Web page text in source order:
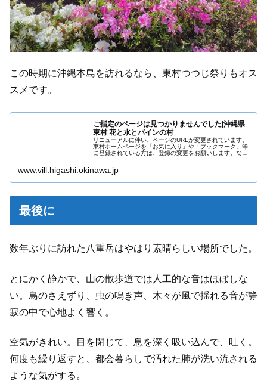
この時期に沖縄本島を訪れるなら、東村つつじ祭りもオス
スメです。
ご指定のページは見つかりませんでした|沖縄県
東村 花と水とパインの村
リニューアルに伴い、ページのURLが変更されています。
東村ホームページを「お気に入り」や「ブックマーク」等
に登録されている方は、登録の変更をお願いします。な
検索した場合、リニュー...
www.vill.higashi.okinawa.jp
最後に
数年ぶりに訪れた八重岳はやはり素晴らしい場所でした。
とにかく静かで、山の散歩道では人工的な音はほぼしな
い。鳥のさえずり、虫の鳴き声、木々が風で揺れる音が静
寂の中で心地よく響く。
空気がきれい。目を閉じて、息を深く吸い込んで、吐く。
何度も繰り返すと、都会暮らしで汚れた肺が洗い流される
ような気がする。